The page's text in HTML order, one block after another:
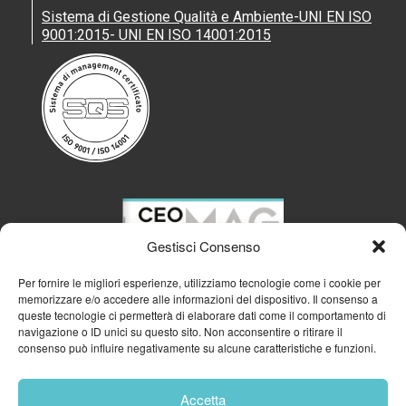
Gestisci Consenso
Per fornire le migliori esperienze, utilizziamo tecnologie come i cookie per
memorizzare e/o accedere alle informazioni del dispositivo. Il consenso a
queste tecnologie ci permetterà di elaborare dati come il comportamento di
navigazione o ID unici su questo sito. Non acconsentire o ritirare il
consenso può influire negativamente su alcune caratteristiche e funzioni.
Accetta
Gianluca Testa
Gianmatteo Manghi
Gianni Vittorio Armani
Giorgio Girelli - ARUBA
Giovanni Ferigo
Giovanni Lorino, KONE
Giovanni Malagò
Giuseppe Abbadessa
Giuseppe Faragò, AON
Giuseppina Di Foggia
Klaus Schädle - GLS
Kristin Engvig
Laura Premoli - Grünenthal
Luca Burrafato
Manuela Franchi, doValue
Sistema di Gestione Qualità e Ambiente-UNI EN ISO
9001:2015- UNI EN ISO 14001:2015